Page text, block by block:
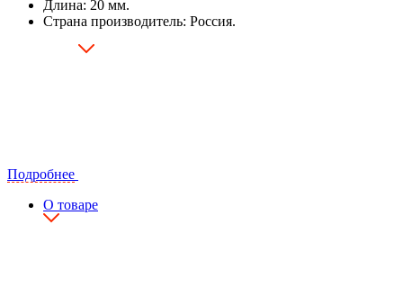
Длина: 20 мм.
Страна производитель: Россия.
Подробнее
О товаре